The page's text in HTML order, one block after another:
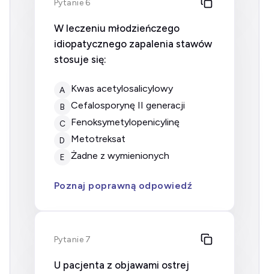
Pytanie 6
W leczeniu młodzieńczego
idiopatycznego zapalenia stawów
stosuje się:
A kwas acetylosalicylowy
B cefalosporynę II generacji
C fenoksymetylopenicylinę
D metotreksat
E żadne z wymienionych
Poznaj poprawną odpowiedź
Pytanie 7
U pacjenta z objawami ostrej